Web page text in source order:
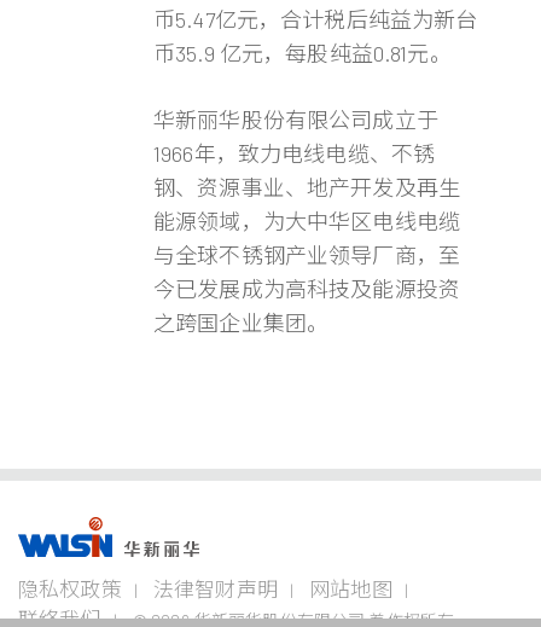
币5.47亿元，合计税后纯益为新台
币35.9 亿元，每股纯益0.81元。
华新丽华股份有限公司成立于
1966年，致力电线电缆、不锈
钢、资源事业、地产开发及再生
能源领域，为大中华区电线电缆
与全球不锈钢产业领导厂商，至
今已发展成为高科技及能源投资
之跨国企业集团。
事业版图
者专
栏
华新
人
华新
丽华
隐私权政策 法律智财声明
网站地图
联络我们
© 2026 华新丽华股份有限公司 着作权所有